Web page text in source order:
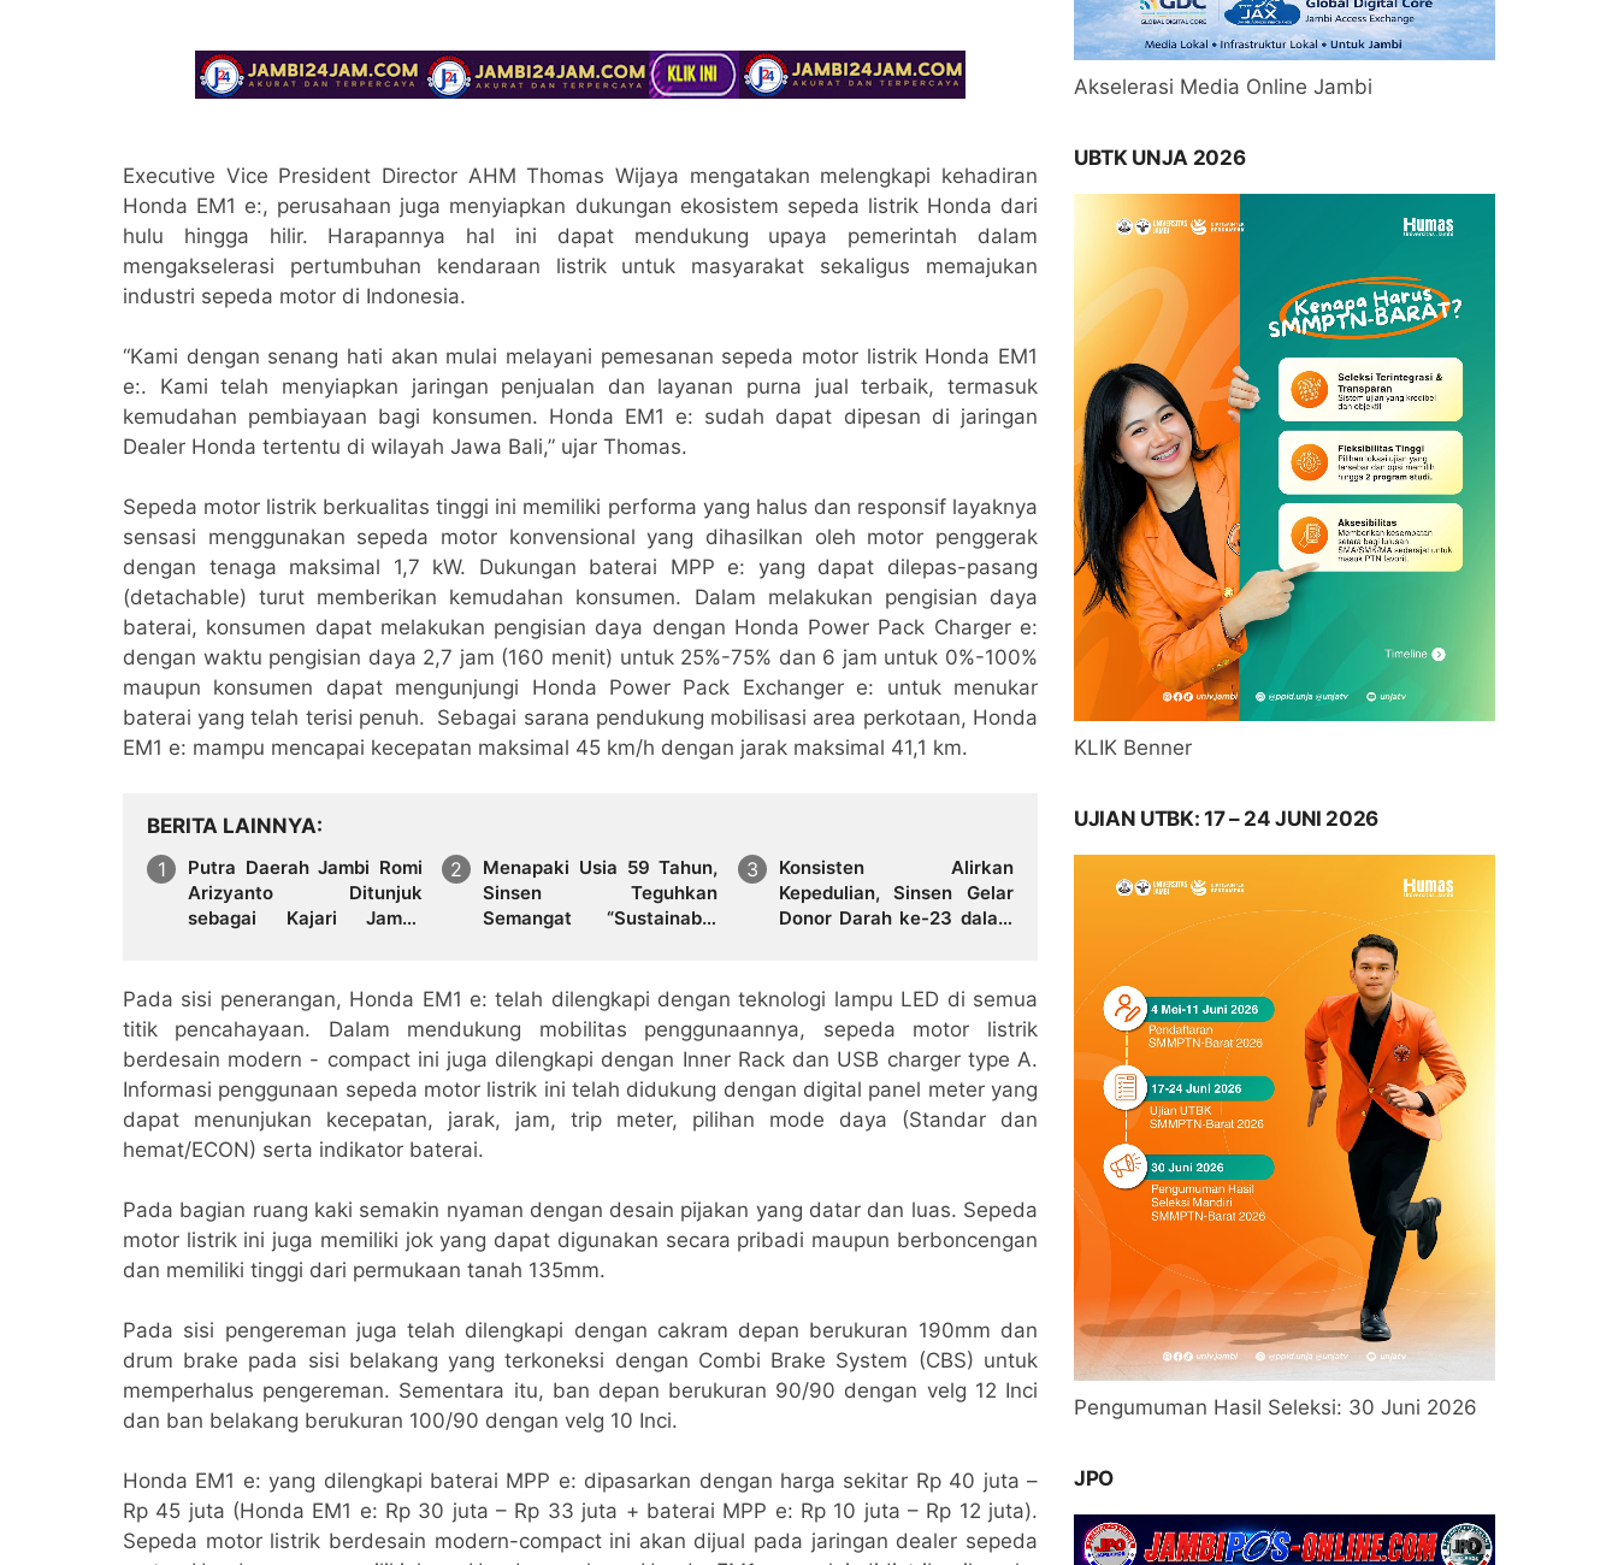
Executive Vice President Director AHM Thomas Wijaya mengatakan melengkapi kehadiran
Honda EM1 e:, perusahaan juga menyiapkan dukungan ekosistem sepeda listrik Honda dari
hulu hingga hilir. Harapannya hal ini dapat mendukung upaya pemerintah dalam
mengakselerasi pertumbuhan kendaraan listrik untuk masyarakat sekaligus memajukan
industri sepeda motor di Indonesia.
“Kami dengan senang hati akan mulai melayani pemesanan sepeda motor listrik Honda EM1
e:. Kami telah menyiapkan jaringan penjualan dan layanan purna jual terbaik, termasuk
kemudahan pembiayaan bagi konsumen. Honda EM1 e: sudah dapat dipesan di jaringan
Dealer Honda tertentu di wilayah Jawa Bali,” ujar Thomas.
Sepeda motor listrik berkualitas tinggi ini memiliki performa yang halus dan responsif layaknya
sensasi menggunakan sepeda motor konvensional yang dihasilkan oleh motor penggerak
dengan tenaga maksimal 1,7 kW. Dukungan baterai MPP e: yang dapat dilepas-pasang
(detachable) turut memberikan kemudahan konsumen. Dalam melakukan pengisian daya
baterai, konsumen dapat melakukan pengisian daya dengan Honda Power Pack Charger e:
dengan waktu pengisian daya 2,7 jam (160 menit) untuk 25%-75% dan 6 jam untuk 0%-100%
maupun konsumen dapat mengunjungi Honda Power Pack Exchanger e: untuk menukar
baterai yang telah terisi penuh. Sebagai sarana pendukung mobilisasi area perkotaan, Honda
EM1 e: mampu mencapai kecepatan maksimal 45 km/h dengan jarak maksimal 41,1 km.
BERITA LAINNYA
Putra Daerah Jambi Romi
Arizyanto Ditunjuk
sebagai Kajari Jambi,
Menapaki Usia 59 Tahun,
Sinsen Teguhkan
Semangat “Sustainably
Konsisten Alirkan
Kepedulian, Sinsen Gelar
Donor Darah ke-23 dalam
Pada sisi penerangan, Honda EM1 e: telah dilengkapi dengan teknologi lampu LED di semua
titik pencahayaan. Dalam mendukung mobilitas penggunaannya, sepeda motor listrik
berdesain modern - compact ini juga dilengkapi dengan Inner Rack dan USB charger type A.
Informasi penggunaan sepeda motor listrik ini telah didukung dengan digital panel meter yang
dapat menunjukan kecepatan, jarak, jam, trip meter, pilihan mode daya (Standar dan
hemat/ECON) serta indikator baterai.
Pada bagian ruang kaki semakin nyaman dengan desain pijakan yang datar dan luas. Sepeda
motor listrik ini juga memiliki jok yang dapat digunakan secara pribadi maupun berboncengan
dan memiliki tinggi dari permukaan tanah 135mm.
Pada sisi pengereman juga telah dilengkapi dengan cakram depan berukuran 190mm dan
drum brake pada sisi belakang yang terkoneksi dengan Combi Brake System (CBS) untuk
memperhalus pengereman. Sementara itu, ban depan berukuran 90/90 dengan velg 12 Inci
dan ban belakang berukuran 100/90 dengan velg 10 Inci.
Honda EM1 e: yang dilengkapi baterai MPP e: dipasarkan dengan harga sekitar Rp 40 juta –
Rp 45 juta (Honda EM1 e: Rp 30 juta – Rp 33 juta + baterai MPP e: Rp 10 juta – Rp 12 juta).
Sepeda motor listrik berdesain modern-compact ini akan dijual pada jaringan dealer sepeda
Akselerasi Media Online Jambi
UBTK UNJA 2026
KLIK Benner
UJIAN UTBK: 17 – 24 JUNI 2026
Pengumuman Hasil Seleksi: 30 Juni 2026
JPO